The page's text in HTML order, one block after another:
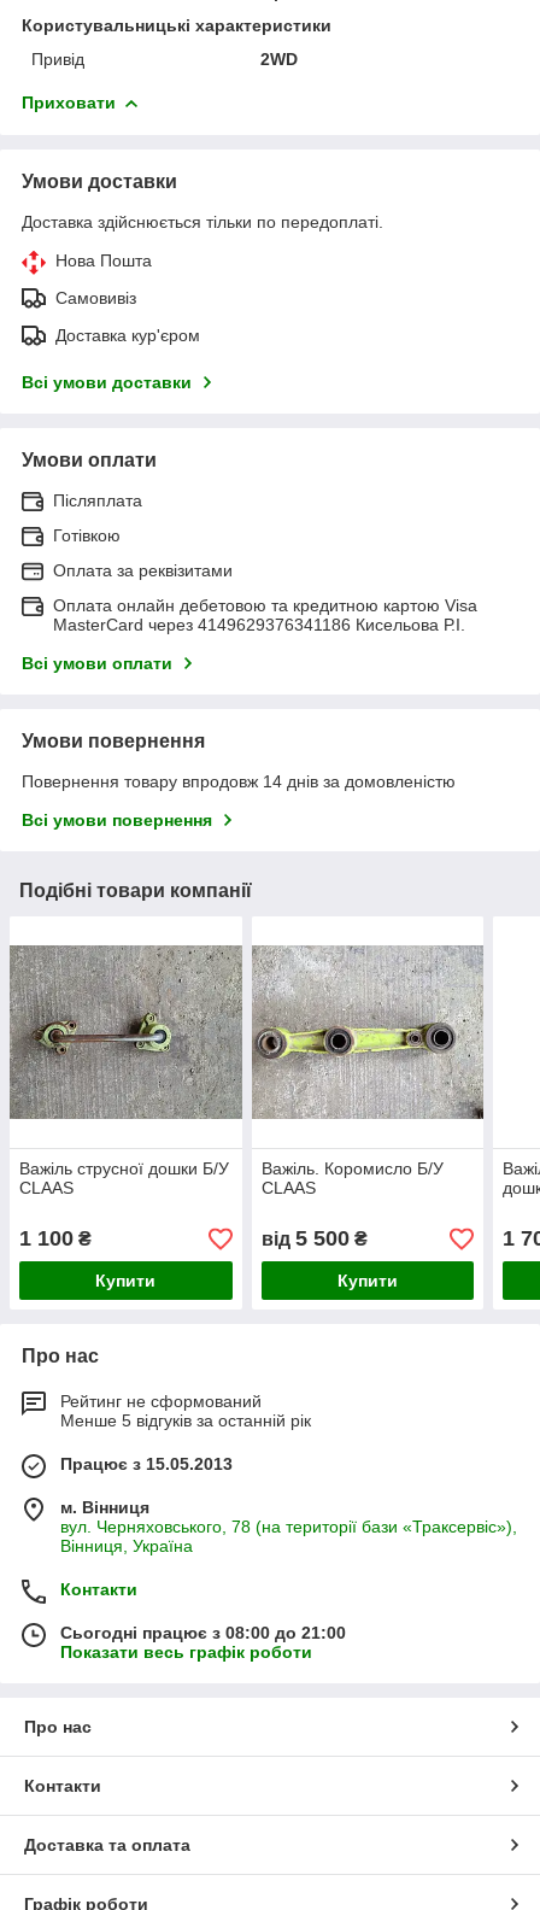
Користувальницькі характеристики
Привід
2WD
Приховати
Умови доставки
Доставка здійснюється тільки по передоплаті.
Нова Пошта
Самовивіз
Доставка кур'єром
Всі умови доставки
Умови оплати
Післяплата
Готівкою
Оплата за реквізитами
Оплата онлайн дебетовою та кредитною картою Visa
MasterCard через 4149629376341186 Кисельова Р.І.
Всі умови оплати
Умови повернення
Повернення товару впродовж 14 днів за домовленістю
Всі умови повернення
Подібні товари компанії
Важіль струсної дошки Б/У
CLAAS
1 100 ₴
Купити
Важіль. Коромисло Б/У
CLAAS
від 5 500₴
Купити
1
Про нас
Рейтинг не сформований
Менше 5 відгуків за останній рік
Працює з 15.05.2013
м. Вінниця
вул. Черняховського, 78 (на території бази «Траксервіс»),
Вінниця, Україна
Контакти
Сьогодні працює з 08:00 до 21:00
Показати весь графік роботи
Про нас
Контакти
Доставка та оплата
Графік роботи